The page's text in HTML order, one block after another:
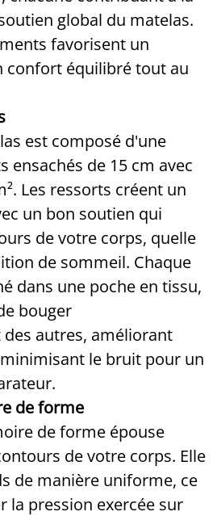
global du matelas.
favorisent un
confort équilibré tout au
est composé d'une
ensachés de 15 cm avec
Les ressorts créent un
un bon soutien qui
de votre corps, quelle
de sommeil. Chaque
dans une poche en tissu,
bouger
autres, améliorant
le bruit pour un
de forme
de forme épouse
de votre corps. Elle
de manière uniforme, ce
la pression exercée sur